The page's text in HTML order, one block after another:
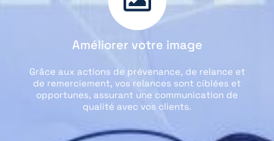
Améliorer votre image
Grâce aux actions de prévenance, de relance et
de remerciement, vos relances sont ciblées et
opportunes, assurant une communication de
qualité avec vos clients.